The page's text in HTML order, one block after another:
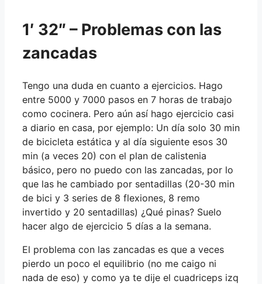
1′ 32″ – Problemas con las
zancadas
Tengo una duda en cuanto a ejercicios. Hago
entre 5000 y 7000 pasos en 7 horas de trabajo
como cocinera. Pero aún así hago ejercicio casi
a diario en casa, por ejemplo: Un día solo 30 min
de bicicleta estática y al día siguiente esos 30
min (a veces 20) con el plan de calistenia
básico, pero no puedo con las zancadas, por lo
que las he cambiado por sentadillas (20-30 min
de bici y 3 series de 8 flexiones, 8 remo
invertido y 20 sentadillas) ¿Qué pinas? Suelo
hacer algo de ejercicio 5 días a la semana.
El problema con las zancadas es que a veces
pierdo un poco el equilibrio (no me caigo ni
nada de eso) y como ya te dije el cuadriceps izq